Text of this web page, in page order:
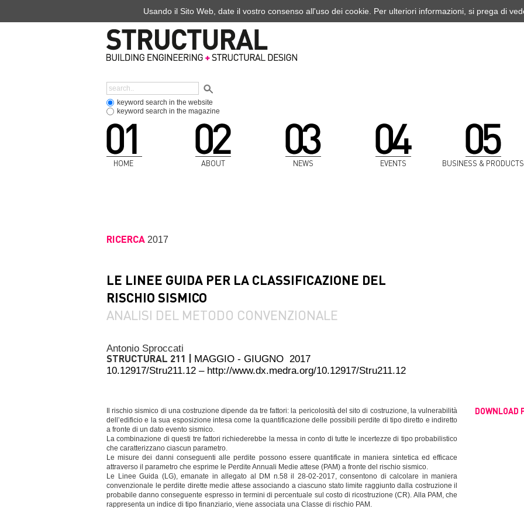
keyword search in the website
keyword search in the magazine
HOME ABOUT NEWS EVENTS BUSINESS & PRODUCTS
RICERCA 2017
LE LINEE GUIDA PER LA CLASSIFICAZIONE DEL
RISCHIO SISMICO
ANALISI DEL METODO CONVENZIONALE
Antonio Sproccati
STRUCTURAL 211 | MAGGIO - GIUGNO 2017
10.12917/Stru211.12 – http://www.dx.medra.org/10.12917/Stru211.12
Il rischio sismico di una costruzione dipende da tre fattori: la pericolosità del sito di costruzione, la vulnerabilità
dell’edificio e la sua esposizione intesa come la quantificazione delle possibili perdite di tipo diretto e indiretto
a fronte di un dato evento sismico.
La combinazione di questi tre fattori richiederebbe la messa in conto di tutte le incertezze di tipo probabilistico
che caratterizzano ciascun parametro.
Le misure dei danni conseguenti alle perdite possono essere quantificate in maniera sintetica ed efficace
attraverso il parametro che esprime le Perdite Annuali Medie attese (PAM) a fronte del rischio sismico.
Le Linee Guida (LG), emanate in allegato al DM n.58 il 28-02-2017, consentono di calcolare in maniera
convenzionale le perdite dirette medie attese associando a ciascuno stato limite raggiunto dalla costruzione il
probabile danno conseguente espresso in termini di percentuale sul costo di ricostruzione (CR). Alla PAM, che
rappresenta un indice di tipo finanziario, viene associata una Classe di rischio PAM.
DOWNLOAD
Usando il Sito Web, date il vostro consenso all'uso dei cookie. Per ulteriori informazioni, si prega di